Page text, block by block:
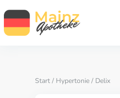
Start / Hypertonie / Delix